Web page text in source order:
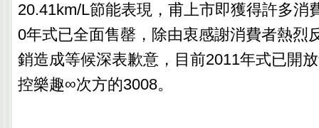
20.41km/L節能表現，甫上市即獲得許多消
0年式已全面售罄，除由衷感謝消費者熱烈
銷造成等候深表歉意，目前2011年式已開
控樂趣∞次方的3008。